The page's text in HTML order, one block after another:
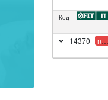
Код
14370 new